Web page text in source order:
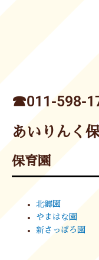
☎︎011-598-
あいりんく
保育園
北郷園
やまはな園
新さっぽろ園